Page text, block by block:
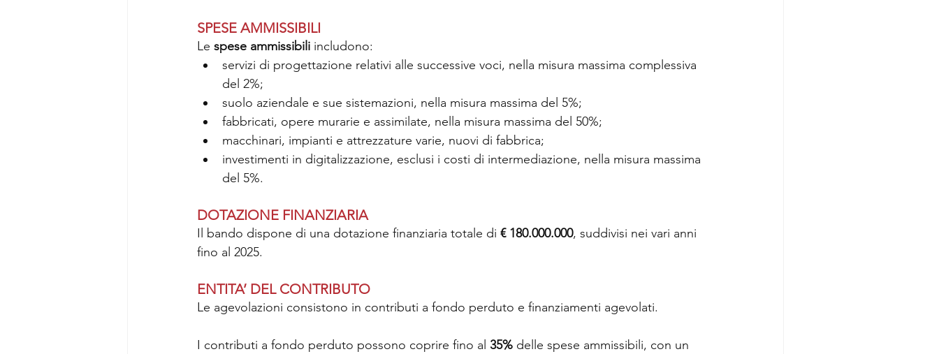
SPESE AMMISSIBILI
Le spese ammissibili includono:
servizi di progettazione relativi alle successive voci, nella misura massima complessiva
del 2%;
suolo aziendale e sue sistemazioni, nella misura massima del 5%;
fabbricati, opere murarie e assimilate, nella misura massima del 50%;
macchinari, impianti e attrezzature varie, nuovi di fabbrica;
investimenti in digitalizzazione, esclusi i costi di intermediazione, nella misura massima
del 5%.
DOTAZIONE FINANZIARIA
Il bando dispone di una dotazione finanziaria totale di € 180.000.000, suddivisi nei vari anni
fino al 2025.
ENTITA’ DEL CONTRIBUTO
Le agevolazioni consistono in contributi a fondo perduto e finanziamenti agevolati.
I contributi a fondo perduto possono coprire fino al 35% delle spese ammissibili, con un